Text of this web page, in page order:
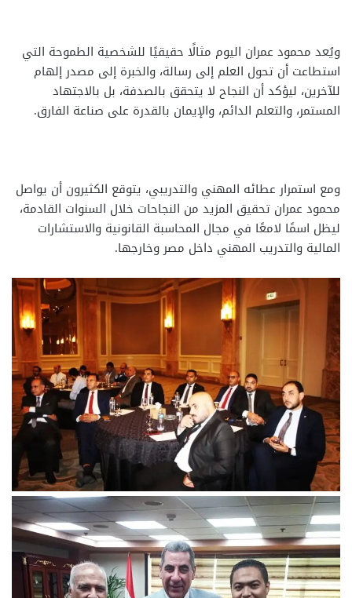
ويُعد محمود عمران اليوم مثالًا حقيقيًا للشخصية الطموحة التي
استطاعت أن تحول العلم إلى رسالة، والخبرة إلى مصدر إلهام
للآخرين، ليؤكد أن النجاح لا يتحقق بالصدفة، بل بالاجتهاد
المستمر، والتعلم الدائم، والإيمان بالقدرة على صناعة الفارق.
ومع استمرار عطائه المهني والتدريبي، يتوقع الكثيرون أن يواصل
محمود عمران تحقيق المزيد من النجاحات خلال السنوات القادمة،
ليظل اسمًا لامعًا في مجال المحاسبة القانونية والاستشارات
المالية والتدريب المهني داخل مصر وخارجها.